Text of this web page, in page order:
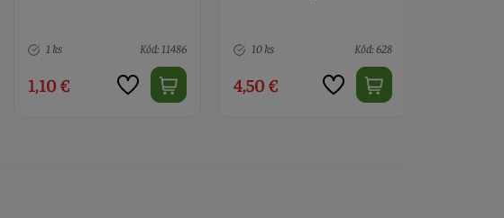
10 ks Kód: 628
4,50 €
7 ks Kód: 397
4,90 €